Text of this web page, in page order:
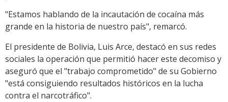
"Estamos hablando de la incautación de cocaína más
grande en la historia de nuestro país", remarcó.
El presidente de Bolivia, Luis Arce, destacó en sus redes
sociales la operación que permitió hacer este decomiso y
aseguró que el "trabajo comprometido" de su Gobierno
"está consiguiendo resultados históricos en la lucha
contra el narcotráfico".